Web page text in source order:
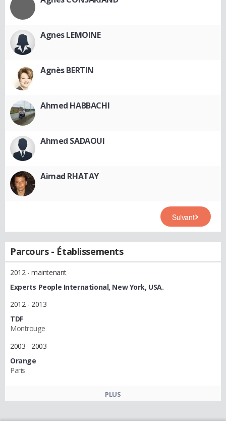
Agnes LEMOINE
Agnès BERTIN
Ahmed HABBACHI
Ahmed SADAOUI
Aimad RHATAY
Suivant
Parcours - Établissements
2012 - maintenant
Experts People International, New York, USA.
2012 - 2013
TDF
Montrouge
2003 - 2003
Orange
Paris
PLUS